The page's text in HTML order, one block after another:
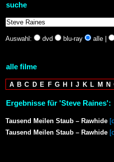
suche
Auswahl: dvd blu-ray alle |
alle filme
A B C D E F G H I J K L M N
Ergebnisse für 'Steve Raines':
Tausend Meilen Staub – Rawhide
Tausend Meilen Staub – Rawhide